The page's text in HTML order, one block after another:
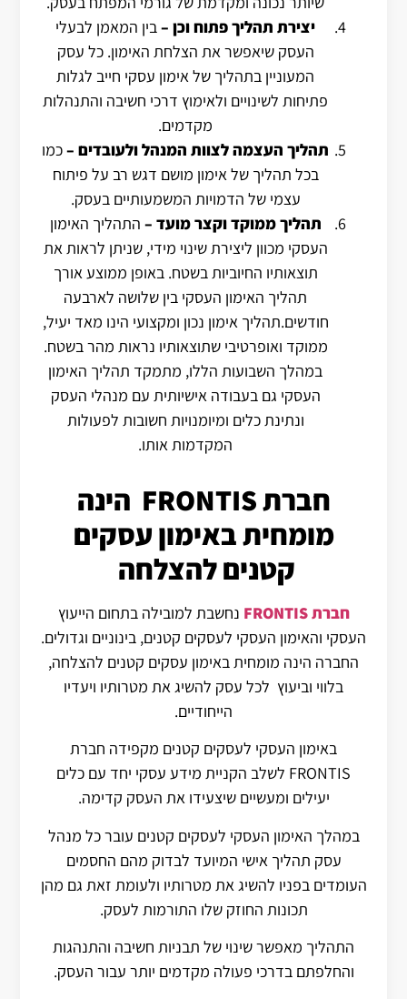
יצירת תהליך פתוח וכן –בין המאמן לבעלי
העסק שיאפשר את הצלחת האימון.כל עסק
המעוניין בתהליך של אימון עסקי חייב לגלות
פתיחות לשינויים ולאימוץ דרכי חשיבה והתנהלות
מקדמים.
תהליך העצמה לצוות המנהל ולעובדים –כמו
בכל תהליך של אימון מושם דגש רב על פיתוח
עצמי של הדמויות המשמעותיים בעסק.
תהליך ממוקד וקצר מועד – התהליך האימון
העסקי מכוון ליצירת שינוי מידי, שניתן לראות את
תוצאותיו החיוביות בשטח.באופן ממוצע אורך
תהליך האימון העסקי בין שלושה לארבעה
חודשים.תהליך אימון נכון ומקצועי הינו מאד יעיל,
ממוקד ואופרטיבי שתוצאותיו נראות מהר בשטח.
במהלך השבועות הללו, מתמקד תהליך האימון
העסקי גם בעבודה אישיותית עם מנהלי העסק
ונתינת כלים ומיומנויות חשובות לפעולות
המקדמות אותו.
חברת FRONTIS הינה
מומחית באימון עסקים
קטנים להצלחה
חברת FRONTIS
נחשבת למובילה בתחום הייעוץ
העסקי והאימון העסקי לעסקים קטנים, בינוניים וגדולים.
החברה הינה מומחית באימון עסקים קטנים להצלחה,
בלווי וביעוץ לכל עסק להשיג את מטרותיו ויעדיו
הייחודיים.
באימון העסקי לעסקים קטנים מקפידה חברת
FRONTIS לשלב הקניית מידע עסקי יחד עם כלים
יעילים ומעשיים שיצעידו את העסק קדימה.
במהלך האימון העסקי לעסקים קטנים עובר כל מנהל
עסק תהליך אישי המיועד לבדוק מהם החסמים
העומדים בפניו להשיג את מטרותיו ולעומת זאת גם מהן
תכונות החוזק שלו התורמות לעסק.
התהליך מאפשר שינוי של תבניות חשיבה והתנהגות
והחלפתם בדרכי פעולה מקדמים יותר עבור העסק.